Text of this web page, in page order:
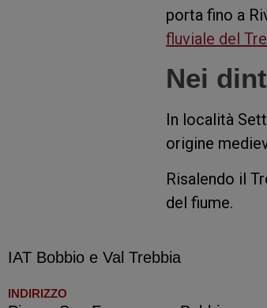
porta fino a
fluviale del
Nei
In località
origine
Risalendo il
del fiume.
IAT Bobbio e Val Trebbia
INDIRIZZO